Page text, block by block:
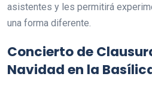
asistentes y les permitirá
una forma diferente.
Concierto de
Navidad en la